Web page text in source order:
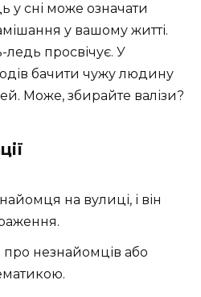
у сні може означати
у вашому житті.
ледь просвічує. У
бачити чужу людину
Може, збирайте валізи?
на вулиці, і він
незнайомців або